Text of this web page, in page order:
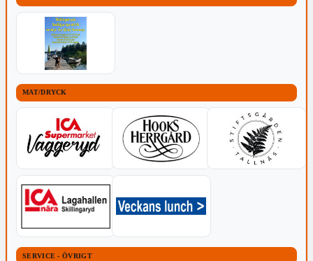
MAT/DRYCK
SERVICE - ÖVRIGT